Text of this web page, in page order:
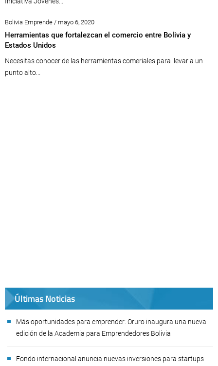
Bolivia Emprende / mayo 6, 2020
Herramientas que fortalezcan el comercio entre Bolivia y
Estados Unidos
Necesitas conocer de las herramientas comeriales para llevar a un
punto alto...
Últimas Noticias
Más oportunidades para emprender: Oruro inaugura una nueva
edición de la Academia para Emprendedores Bolivia
Fondo internacional anuncia nuevas inversiones para startups